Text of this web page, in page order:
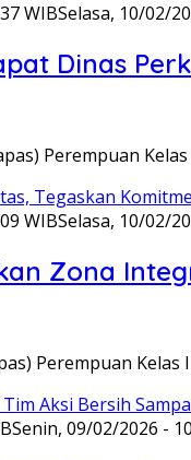
WIBSelasa, 10/02/
Dinas
Perempuan
WIBSelasa, 10/02/
Zona
Perempuan
Senin, 09/02/2026 -